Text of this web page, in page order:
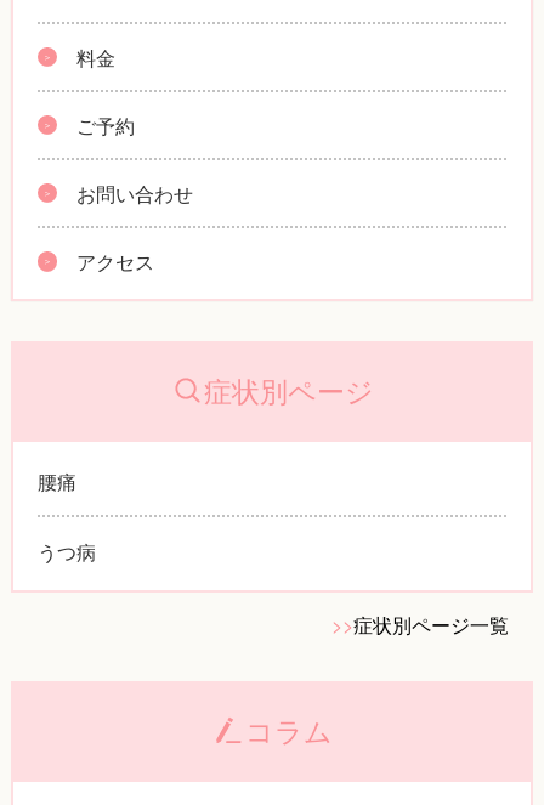
料金
ご予約
お問い合わせ
アクセス
症状別ページ
腰痛
うつ病
>>症状別ページ一覧
コラム